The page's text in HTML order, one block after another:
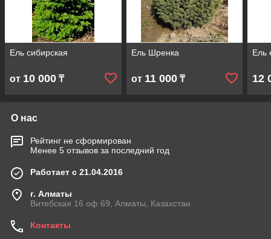
Ель сибирская
от 10 000 ₸
Ель Шренка
от 11 000₸
Ель
12
О нас
Рейтинг не сформирован
Менее 5 отзывов за последний год
Работает с 21.04.2016
г. Алматы
Витебская 16 оф 69, Алматы, Казахстан
Контакты